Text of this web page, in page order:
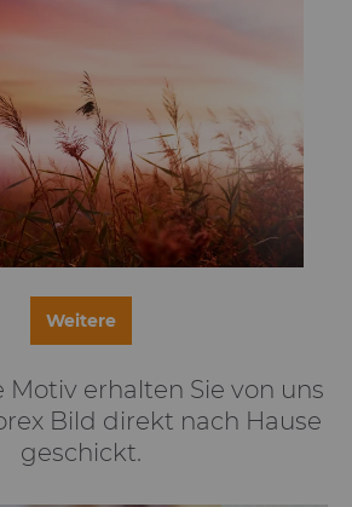
Motiv erhalten Sie von uns
Bild direkt nach Hause
geschickt.
Weitere